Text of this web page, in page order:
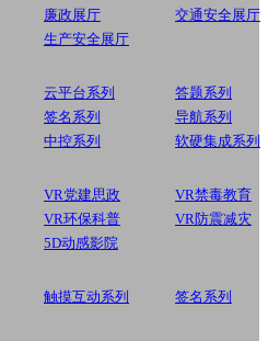
廉政展厅
交通安全展厅
生产安全展厅
云平台系列
答题系列
签名系列
导航系列
中控系列 软硬集成系列
VR党建思政
VR禁毒教育
VR环保科普
VR防震减灾
5D动感影院
触摸互动系列
签名系列